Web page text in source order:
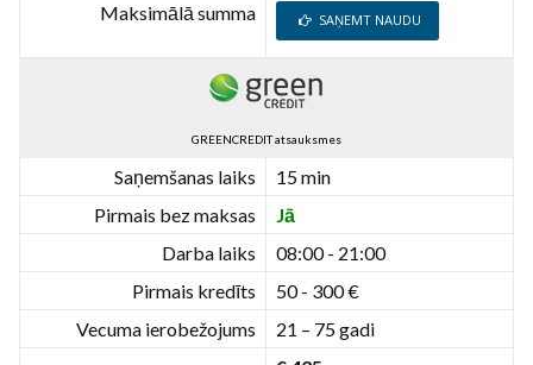
Maksimālā summa SAŅEMT NAUDU
GREENCREDIT atsauksmes
Saņemšanas laiks
15 min
Pirmais bez maksas
Jā
Darba laiks
08:00 - 21:00
Pirmais kredīts
50 - 300 €
Vecuma ierobežojums
21 – 75 gadi